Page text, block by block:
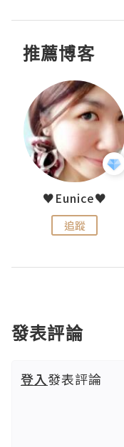
推薦博客
♥Eunice♥
追蹤
發表評論
登入發表評論